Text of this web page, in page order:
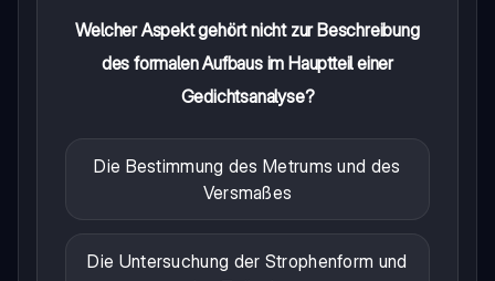
Welcher Aspekt gehört nicht zur Beschreibung
des formalen Aufbaus im Hauptteil einer
Gedichtsanalyse?
Die Bestimmung des Metrums und des
Versmaßes
Die Untersuchung der Strophenform und